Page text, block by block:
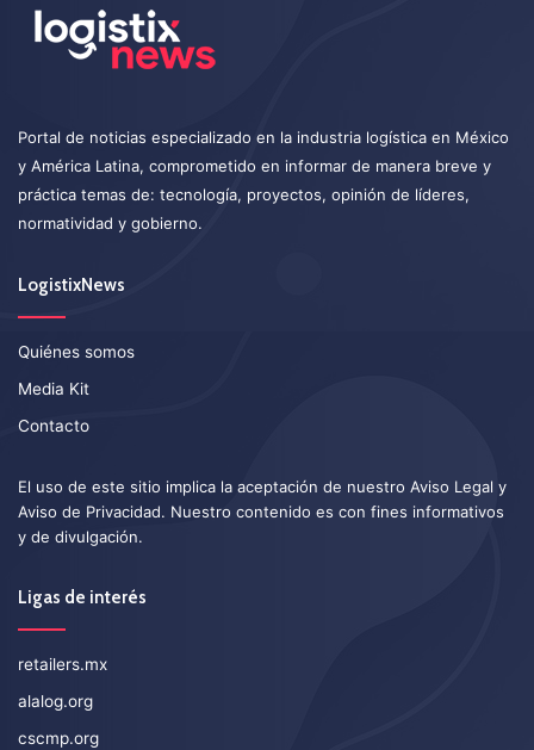
Portal de noticias especializado en la industria logística en México
y América Latina, comprometido en informar de manera breve y
práctica temas de: tecnología, proyectos, opinión de líderes,
normatividad y gobierno.
LogistixNews
Quiénes somos
Media Kit
Contacto
El uso de este sitio implica la aceptación de nuestro Aviso Legal y
Aviso de Privacidad. Nuestro contenido es con fines informativos
y de divulgación.
Ligas de interés
retailers.mx
alalog.org
cscmp.org